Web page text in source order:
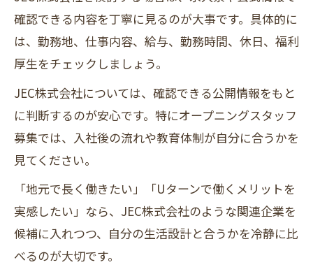
確認できる内容を丁寧に見るのが大事です。具体的に
は、勤務地、仕事内容、給与、勤務時間、休日、福利
厚生をチェックしましょう。
JEC株式会社については、確認できる公開情報をもと
に判断するのが安心です。特にオープニングスタッフ
募集では、入社後の流れや教育体制が自分に合うかを
見てください。
「地元で長く働きたい」「Uターンで働くメリットを
実感したい」なら、JEC株式会社のような関連企業を
候補に入れつつ、自分の生活設計と合うかを冷静に比
べるのが大切です。